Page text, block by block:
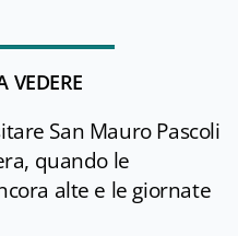
VEDERE
San Mauro Pascoli
quando le
alte e le giornate